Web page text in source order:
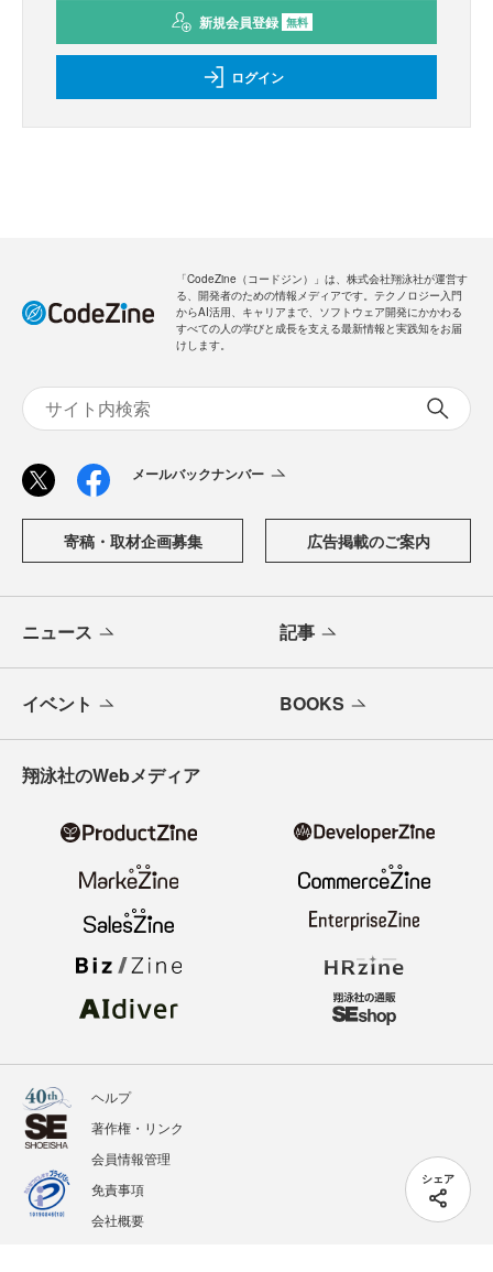
シェア
新規会員登録 無料
ログイン
「CodeZine（コードジン）」は、株式会社翔泳社が運営す
る、開発者のための情報メディアです。テクノロジー入門
からAI活用、キャリアまで、ソフトウェア開発にかかわる
すべての人の学びと成長を支える最新情報と実践知をお届
けします。
メールバックナンバー
寄稿・取材企画募集 広告掲載のご案内
ニュース 記事
イベント BOOKS
翔泳社のWebメディア
ヘルプ
著作権・リンク
会員情報管理
免責事項
会社概要